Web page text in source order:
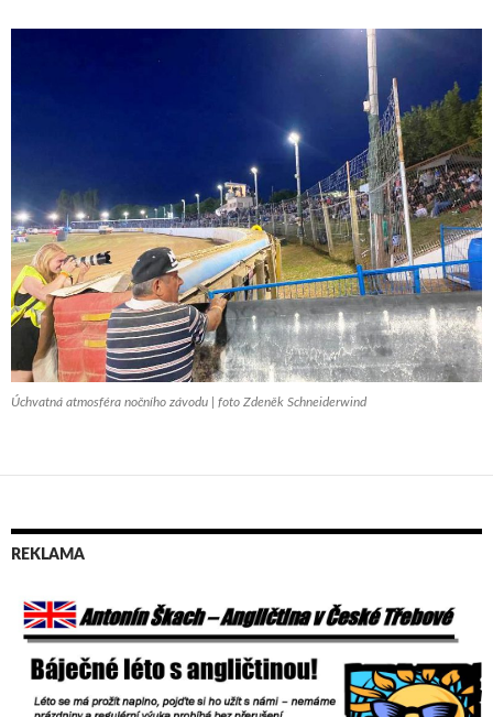
Úchvatná atmosféra nočního závodu | foto Zdeněk Schneiderwind
REKLAMA